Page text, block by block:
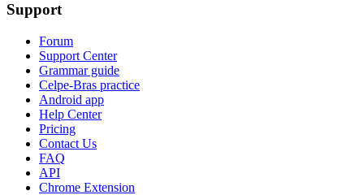
Support
Forum
Support Center
Grammar guide
Celpe-Bras practice
Android app
Help Center
Pricing
Contact Us
FAQ
API
Chrome Extension